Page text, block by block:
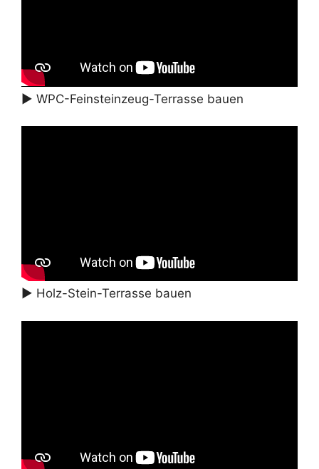
► WPC-Feinsteinzeug-Terrasse bauen
► Holz-Stein-Terrasse bauen